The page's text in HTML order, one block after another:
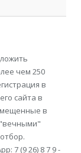
чем 250
в
сайта в
в
"вечными"
7 (9 26) 8 7 9 -